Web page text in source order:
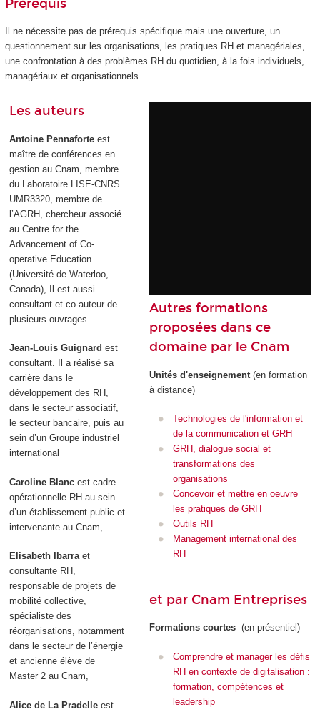
Prérequis
Il ne nécessite pas de prérequis spécifique mais une ouverture, un
questionnement sur les organisations, les pratiques RH et managériales,
une confrontation à des problèmes RH du quotidien, à la fois individuels,
managériaux et organisationnels.
Les auteurs
Antoine Pennaforte est
maître de conférences en
gestion au Cnam, membre
du Laboratoire LISE-CNRS
UMR3320, membre de
l’AGRH, chercheur associé
au Centre for the
Advancement of Co-
operative Education
(Université de Waterloo,
Canada), Il est aussi
consultant et co-auteur de
plusieurs ouvrages.
Jean-Louis Guignard est
consultant. Il a réalisé sa
carrière dans le
développement des RH,
dans le secteur associatif,
le secteur bancaire, puis au
sein d’un Groupe industriel
international
Caroline Blanc est cadre
opérationnelle RH au sein
d’un établissement public et
intervenante au Cnam,
Elisabeth Ibarraet
consultante RH,
responsable de projets de
mobilité collective,
spécialiste des
réorganisations, notamment
dans le secteur de l’énergie
et ancienne élève de
Master 2 au Cnam,
Alice de La Pradelle est
Autres formations
proposées dans ce
domaine par le Cnam
Unités d'enseignement (en formation
à distance)
Technologies de l'information et
de la communication et GRH
GRH, dialogue social et
transformations des
organisations
Concevoir et mettre en oeuvre
les pratiques de GRH
Outils RH
Management international des
RH
et par Cnam Entreprises
Formations courtes (en présentiel)
Comprendre et manager les défis
RH en contexte de digitalisation :
formation, compétences et
leadership